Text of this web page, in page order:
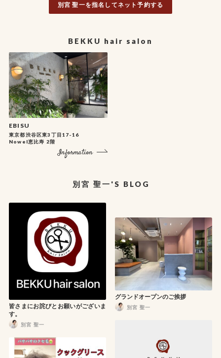
別宮 聖一を指名してネット予約する
BEKKU hair salon
EBISU
東京都渋谷区東3丁目17-16
Nowel恵比寿 2階
Information
別宮 聖一'S BLOG
皆さまにお詫びとお願いがございま
す。
別宮 聖一
グランドオープンのご挨拶
別宮 聖一